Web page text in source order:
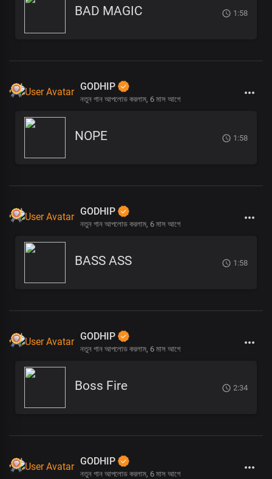
BAD MAGIC 1:58
GODHIP
নতুন গান আপলোড করলাম, 6 মাস আগে
NOPE 1:58
GODHIP
নতুন গান আপলোড করলাম, 6 মাস আগে
BASS ASS 1:58
GODHIP
নতুন গান আপলোড করলাম, 6 মাস আগে
Boss Fire 2:34
GODHIP
নতুন গান আপলোড করলাম, 6 মাস আগে